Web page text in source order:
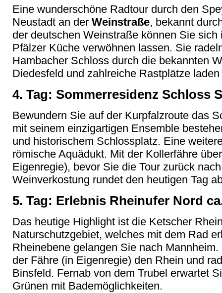
Eine wunderschöne Radtour durch den
Neustadt an der Weinstraße, bekannt
der deutschen Weinstraße können Sie
Pfälzer Küche verwöhnen lassen. Sie
Hambacher Schloss durch die bekannten
Diedesfeld und zahlreiche Rastplätze
4. Tag: Sommerresidenz Schloss
Bewundern Sie auf der Kurpfalzroute das
mit seinem einzigartigen Ensemble
und historischem Schlossplatz. Eine
römische Aquädukt. Mit der Kollerfähre
Eigenregie), bevor Sie die Tour zurück
Weinverkostung rundet den heutigen Tag
5. Tag: Erlebnis Rheinufer Nord
Das heutige Highlight ist die Ketscher
Naturschutzgebiet, welches mit dem Rad
Rheinebene gelangen Sie nach
der Fähre (in Eigenregie) den Rhein und
Binsfeld. Fernab von dem Trubel erwartet
Grünen mit Bademöglichkeiten.